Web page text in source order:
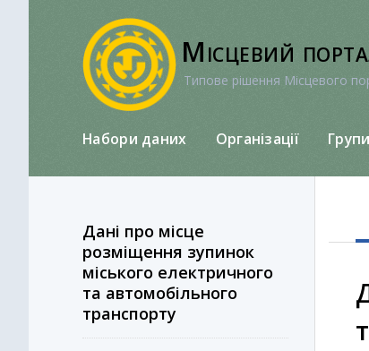
Місцевий
Типове рішення Місцевого
Набори даних Організації Групи
Дані про місце
розміщення зупинок
міського електричного
та автомобільного
транспорту